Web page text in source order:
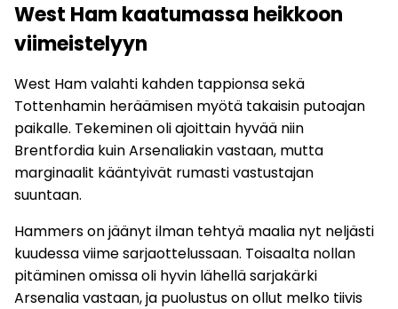
West Ham kaatumassa heikkoon
viimeistelyyn
West Ham valahti kahden tappionsa sekä
Tottenhamin heräämisen myötä takaisin putoajan
paikalle. Tekeminen oli ajoittain hyvää niin
Brentfordia kuin Arsenaliakin vastaan, mutta
marginaalit kääntyivät rumasti vastustajan
suuntaan.
Hammers on jäänyt ilman tehtyä maalia nyt neljästi
kuudessa viime sarjaottelussaan. Toisaalta nollan
pitäminen omissa oli hyvin lähellä sarjakärki
Arsenalia vastaan, ja puolustus on ollut melko tiivis